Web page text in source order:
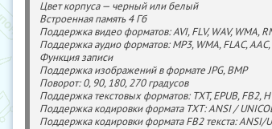
Цвет корпуса — черный или белый
Встроенная память 4 Гб
Поддержка видео форматов: AVI, FLV, WAV, WMA,
Поддержка аудио форматов: MP3, WMA, FLAC, AAC,
Функция записи
Поддержка изображений в формате JPG, BMP
Поворот: 0, 90, 180, 270 градусов
Поддержка текстовых форматов: TXT, EPUB, FB2,
Поддержка кодировки формата TXT: ANSI /
Поддержка кодировки формата FB2 текста: ANSI/